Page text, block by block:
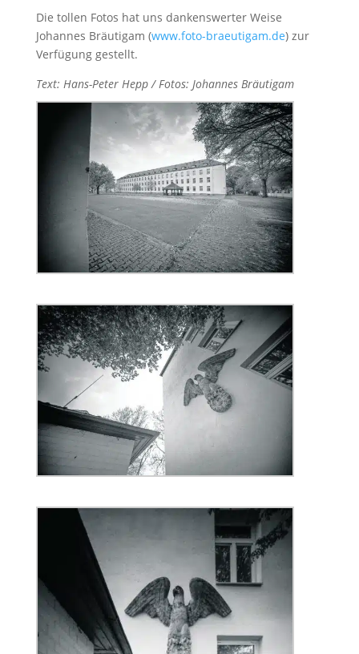
Die tollen Fotos hat uns dankenswerter Weise
Johannes Bräutigam (www.foto-braeutigam.de) zur
Verfügung gestellt.
Text: Hans-Peter Hepp / Fotos: Johannes Bräutigam